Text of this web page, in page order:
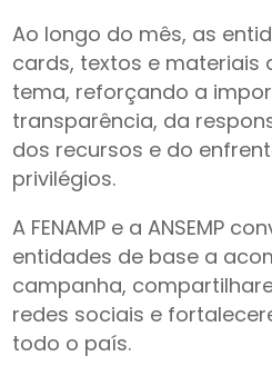
Ao longo do mês, as
cards, textos e materiais
tema, reforçando a
transparência, da
dos recursos e do
privilégios.
A FENAMP e a ANSEMP
entidades de base a
campanha,
redes sociais e
todo o país.